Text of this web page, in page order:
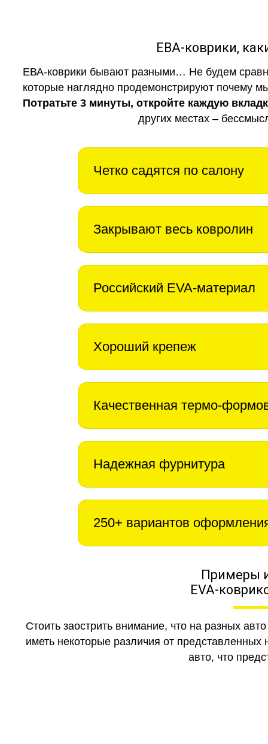
ЕВА-коврики,
ЕВА-коврики бывают разными… Не будем
которые наглядно продемонстрируют почему
Потратьте 3 минуты, откройте каждую
других местах –
Четко садятся по салону
Закрывают весь ковролин
Российский EVA-материал
Хороший крепеж
Качественная термо-
Надежная фурнитура
250+ вариантов
Примеры
EVA-
Стоить заострить внимание, что на разных
иметь некоторые различия от
авто, что